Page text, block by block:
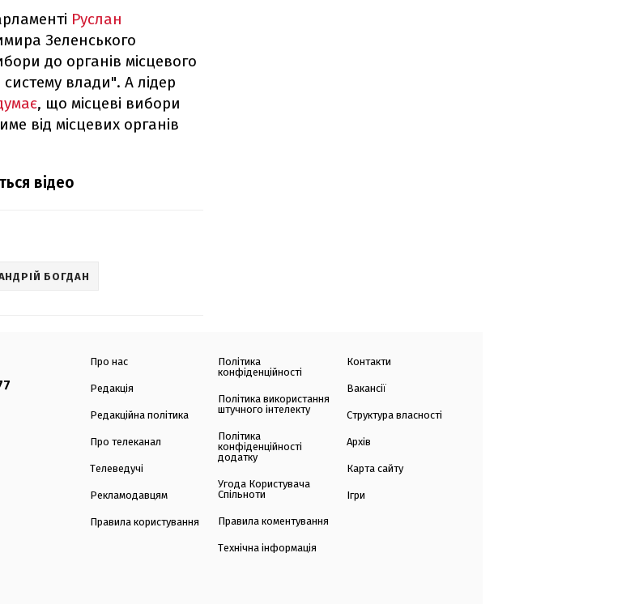
Руслан
Зеленського
до органів місцевого
влади". А лідер
, що місцеві вибори
від місцевих органів
відео
БОГДАН
Про нас
Редакція
Редакційна політика
Про телеканал
Телеведучі
Рекламодавцям
Правила користування
Політика
конфіденційності
Політика використання
штучного інтелекту
Політика
конфіденційності
додатку
Угода Користувача
Спільноти
Правила коментування
Технічна інформація
Контакти
Вакансії
Структура власності
Архів
Карта сайту
Ігри